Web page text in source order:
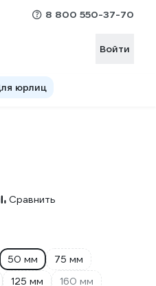
8 800 550-37-70
Войти
юрлиц
Сравнить
50 мм
75 мм
125 мм
160 мм